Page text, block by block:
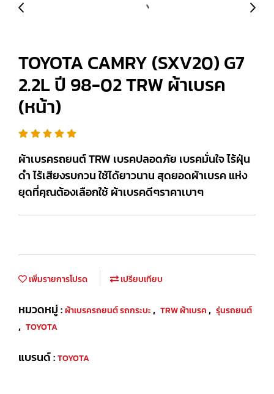
TOYOTA CAMRY (SXV20) G7
2.2L ปี 98-02 TRW ผ้าเบรค
(หน้า)
ผ้าเบรครถยนต์ TRW เบรคปลอดภัย เบรคมั่นใจ ไร้ฝุ่น
ดำ ไร้เสียงรบกวน ใช้ได้ยาวนาน สุดยอดผ้าเบรค แห่ง
ยุดที่คุณต้องเลือกใช้ ผ้าเบรคดีๆราคาเบาๆ
เพิ่มรายการโปรด เปรียบเทียบ
หมวดหมู่ :ผ้าเบรครถยนต์ รถกระบะ, TRW ผ้าเบรค, รุ่นรถยนต์
, TOYOTA
แบรนด์ :TOYOTA